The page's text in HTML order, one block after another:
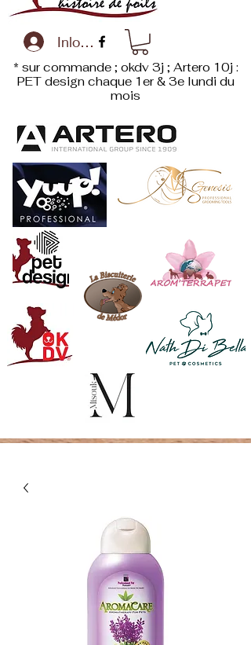
Inloggen
* sur commande ; okdv 3j ; Artero 10j :
PET designchaque 1er & 3e lundi du
mois